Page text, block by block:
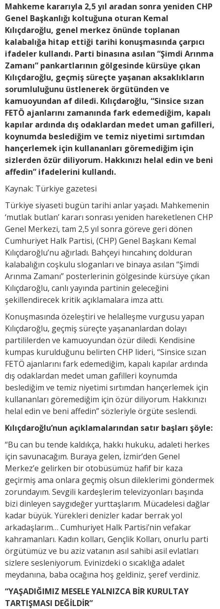
Mahkeme kararıyla 2,5 yıl aradan sonra yeniden CHP
Genel Başkanlığı koltuğuna oturan Kemal
Kılıçdaroğlu, genel merkez önünde toplanan
kalabalığa hitap ettiği tarihi konuşmasında çarpıcı
ifadeler kullandı. Parti binasına asılan “Şimdi Arınma
Zamanı” pankartlarının gölgesinde kürsüye çıkan
Kılıçdaroğlu, geçmiş süreçte yaşanan aksaklıkların
sorumluluğunu üstlenerek örgütünden ve
kamuoyundan af diledi. Kılıçdaroğlu, “Sinsice sızan
FETÖ ajanlarını zamanında fark edemediğim, kapalı
kapılar ardında dış odaklardan medet uman gafilleri,
koynumda beslediğim ve temiz niyetimi sırtımdan
hançerlemek için kullananları göremediğim için
sizlerden özür diliyorum. Hakkınızı helal edin ve beni
affedin” ifadelerini kullandı.
Kaynak: Türkiye gazetesi
Türkiye siyaseti bugün tarihi anlar yaşadı. Mahkemenin
‘mutlak butlan’ kararı sonrası yeniden hareketlenen CHP
Genel Merkezi, tam 2,5 yıl sonra göreve geri dönen
Cumhuriyet Halk Partisi, (CHP) Genel Başkanı Kemal
Kılıçdaroğlu’nu ağırladı. Bahçeyi hıncahınç dolduran
kalabalığın coşkulu sloganları ve binaya asılan “Şimdi
Arınma Zamanı” posterlerinin gölgesinde kürsüye çıkan
Kılıçdaroğlu, canlı yayında partinin geleceğini
şekillendirecek kritik açıklamalara imza attı.
Konuşmasında özeleştiri ve helalleşme vurgusu yapan
Kılıçdaroğlu, geçmiş süreçte yaşananlardan dolayı
partililerden ve kamuoyundan özür diledi. Kendisine
kumpas kurulduğunu belirten CHP lideri, “Sinsice sızan
FETÖ ajanlarını fark edemediğim, kapalı kapılar ardında
dış odaklardan medet uman gafilleri koynumda
beslediğim ve temiz niyetimi sırtımdan hançerlemek için
kullananları göremediğim için özür diliyorum. Hakkınızı
helal edin ve beni affedin” sözleriyle örgüte seslendi.
Kılıçdaroğlu’nun açıklamalarından satır başları şöyle:
“Bu can bu tende kaldıkça, hakkı hukuku, adaleti herkes
için savunacağım. Buraya gelen, İzmir’den Genel
Merkez’e gelirken bir otobüsümüz hafif bir kaza
geçirmiş ama onlara geçmiş olsun dileklerimi göndermek
zorundayım. Sevgili kardeşlerim televizyonları başında
bizi dinleyen saygıdeğer yurttaşlarım. Mücadelesi dağlar
kadar büyük. Yürekleri denizler kadar berrak yol
arkadaşlarım… Cumhuriyet Halk Partisi’nin vefakar
kahramanları. Kadın kolları, Gençlik Kolları, onurlu parti
örgütümüz ve bu aziz vatanın asıl sahibi asil evlatları
sizlere sesleniyorum. Evinizdeki o sıcaklığa adalet
meydanına, baba ocağına hoş geldiniz, şeref verdiniz.
“YAŞADIĞIMIZ MESELE YALNIZCA BİR KURULTAY
TARTIŞMASI DEĞİLDİR”